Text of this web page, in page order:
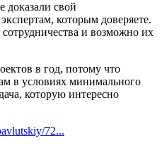
доказали свой
которым доверяете.
и возможно их
в год, потому что
в условиях минимального
которую интересно
72...